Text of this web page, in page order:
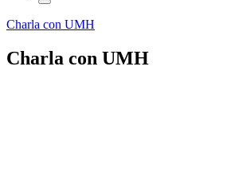
Charla con UMH
Charla con UMH